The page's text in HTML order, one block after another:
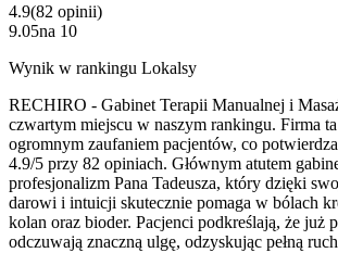
4.9(82 opinii)
9.05na 10
Wynik w rankingu Lokalsy
RECHIRO - Gabinet Terapii Manualnej i
czwartym miejscu w naszym rankingu. Firma
ogromnym zaufaniem pacjentów, co
4.9/5 przy 82 opiniach. Głównym atutem
profesjonalizm Pana Tadeusza, który dzięki
darowi i intuicji skutecznie pomaga w bólach
kolan oraz bioder. Pacjenci podkreślają, że już
odczuwają znaczną ulgę, odzyskując pełną